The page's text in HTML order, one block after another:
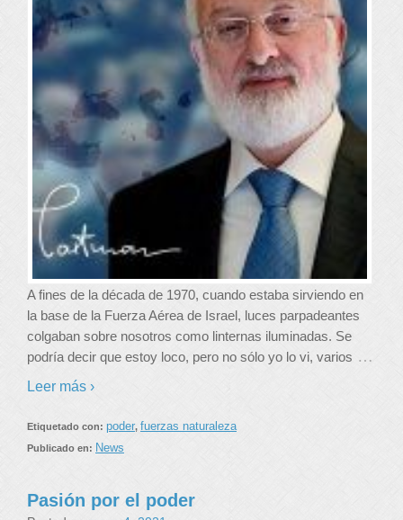
A fines de la década de 1970, cuando estaba sirviendo en
la base de la Fuerza Aérea de Israel, luces parpadeantes
colgaban sobre nosotros como linternas iluminadas. Se
podría decir que estoy loco, pero no sólo yo lo vi, varios …
Leer más ›
Etiquetado con: poder, fuerzas naturaleza
Publicado en: News
Pasión por el poder